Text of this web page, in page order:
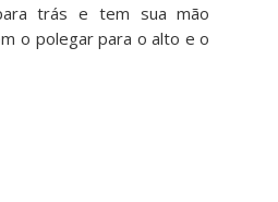
trás e tem sua mão
o polegar para o alto e o